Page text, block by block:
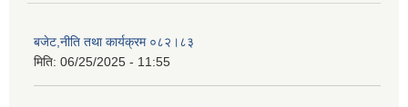
बजेट,नीति तथा कार्यक्रम ०८२।८३
मिति: 06/25/2025 - 11:55